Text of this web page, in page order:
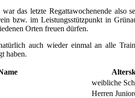
das letzte Regattawochenende also
bzw. im Leistungsstützpunkt in
Orten freuen dürfen.
auch wieder einmal an alle
haben.
weibliche
Herren